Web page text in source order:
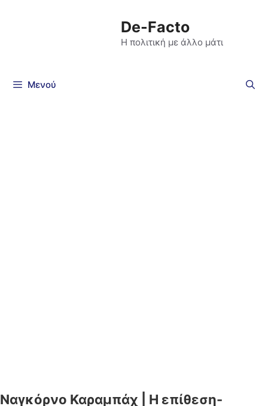
De-Facto
Η πολιτική με άλλο μάτι
Μενού
Ναγκόρνο Καραμπάχ | Η επίθεση-